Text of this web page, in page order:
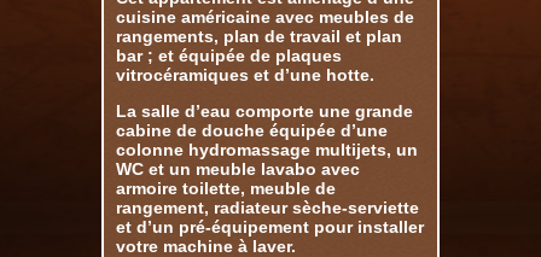
cuisine américaine avec meubles de
rangements, plan de travail et plan
bar ; et équipée de plaques
vitrocéramiques et d’une hotte.
La salle d’eau comporte une grande
cabine de douche équipée d’une
colonne hydromassage multijets, un
WC et un meuble lavabo avec
armoire toilette, meuble de
rangement, radiateur sèche-serviette
et d’un pré-équipement pour installer
votre machine à laver.